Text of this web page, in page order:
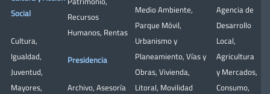
Social
Cultura,
Igualdad,
Juventud,
Mayores,
Recursos
Humanos, Rentas
Presidencia
Archivo, Asesoría
Medio Ambiente,
Parque Móvil,
Urbanismo y
Planeamiento, Vías y
Obras, Vivienda,
Litoral, Movilidad
Agencia de
Desarrollo
Local,
Agricultura
y Mercados,
Consumo,